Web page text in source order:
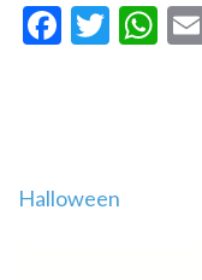
Navegación
Halloween